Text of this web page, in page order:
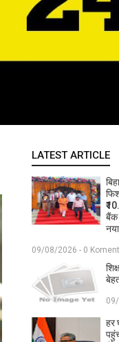
LATEST ARTICLE
बैंक
09/08/2026 - 0
हर